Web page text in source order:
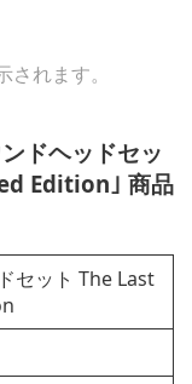
れます。
ドヘッドセッ
Edition｣ 商品
セット The Last